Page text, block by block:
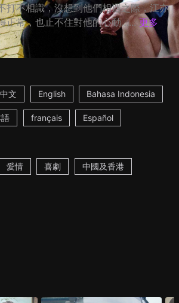
打不相識，沒想到他們相遇之際，江亦
正常，也止不住對他的心動…... 更多
文 English Bahasa Indonesia
français Español
愛情 喜劇 中國及香港